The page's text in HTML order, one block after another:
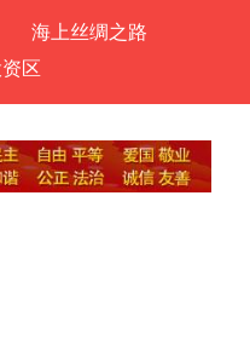
海上丝绸之路
区